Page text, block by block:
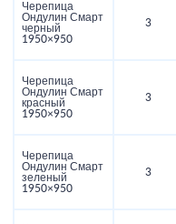
Черепица
Ондулин Смарт
черный
1950×950
3
Черепица
Ондулин Смарт
красный
1950×950
3
Черепица
Ондулин Смарт
зеленый
1950×950
3